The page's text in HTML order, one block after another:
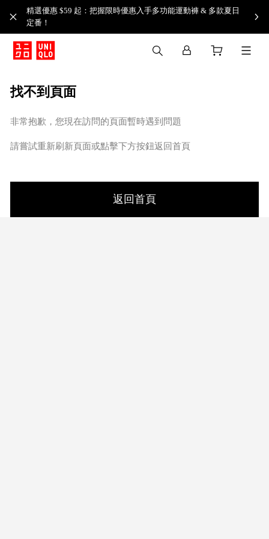
精選優惠 $59 起：把握限時優惠入手多功能運動褲 & 多款夏日
定番！​
找不到頁面
非常抱歉，您現在訪問的頁面暫時遇到問題
請嘗試重新刷新頁面或點擊下方按鈕返回首頁
返回首頁